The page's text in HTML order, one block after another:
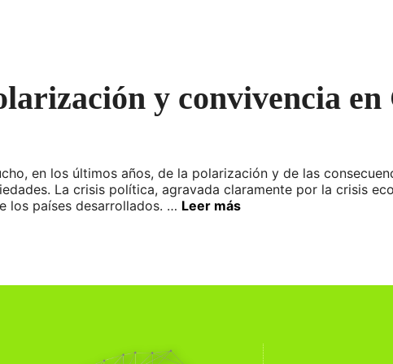
y convivencia en
en los últimos años, de la polarización y de las
La crisis política, agravada claramente por la crisis
los países desarrollados. … Leer más